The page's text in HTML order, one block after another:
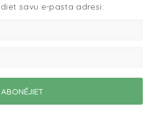
savu e-pasta adresi: